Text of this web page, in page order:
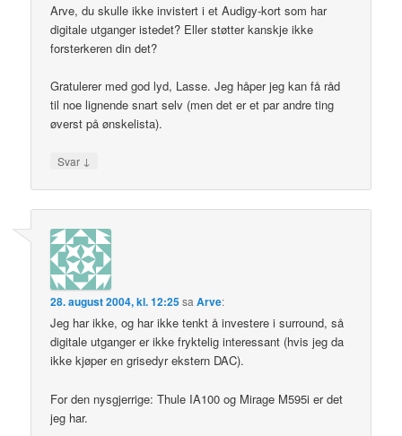
Arve, du skulle ikke invistert i et Audigy-kort som har
digitale utganger istedet? Eller støtter kanskje ikke
forsterkeren din det?
Gratulerer med god lyd, Lasse. Jeg håper jeg kan få råd
til noe lignende snart selv (men det er et par andre ting
øverst på ønskelista).
Svar ↓
28. august 2004, kl. 12:25sa Arve:
Jeg har ikke, og har ikke tenkt å investere i surround, så
digitale utganger er ikke fryktelig interessant (hvis jeg da
ikke kjøper en grisedyr ekstern DAC).
For den nysgjerrige: Thule IA100 og Mirage M595i er det
jeg har.